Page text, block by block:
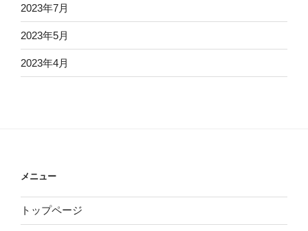
2023年7月
2023年5月
2023年4月
メニュー
トップページ